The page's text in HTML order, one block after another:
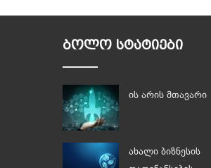
ᲑᲝᲚᲝ ᲡᲢᲐᲢᲘᲔᲑᲘ
ის არის მთავარი
ახალი ბიზნესის